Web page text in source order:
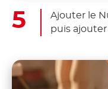
Ajouter le
puis